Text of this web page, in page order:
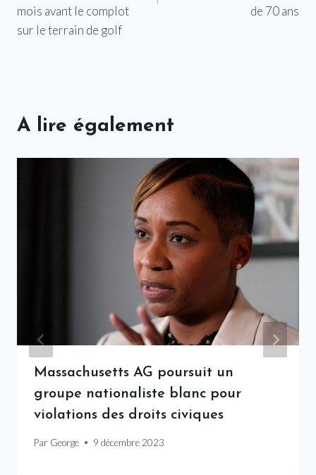
mois avant le complot
sur le terrain de golf
de 70 ans
A lire également
Massachusetts AG poursuit un
groupe nationaliste blanc pour
violations des droits civiques
Par George 9 décembre 2023